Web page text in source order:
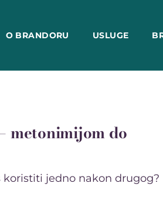
O BRANDORU USLUGE
metonimijom do
koristiti jedno nakon drugog?